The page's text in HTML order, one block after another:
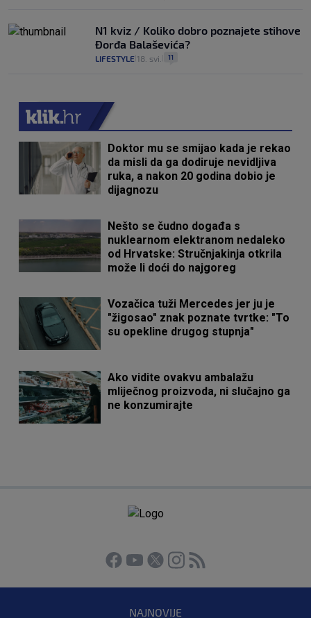
N1 kviz / Koliko dobro poznajete stihove
Đorđa Balaševića?
LIFESTYLE 18. svi. 11
Doktor mu se smijao kada je rekao
da misli da ga dodiruje nevidljiva
ruka, a nakon 20 godina dobio je
dijagnozu
Nešto se čudno događa s
nuklearnom elektranom nedaleko
od Hrvatske: Stručnjakinja otkrila
može li doći do najgoreg
Vozačica tuži Mercedes jer ju je
"žigosao" znak poznate tvrtke: "To
su opekline drugog stupnja"
Ako vidite ovakvu ambalažu
mliječnog proizvoda, ni slučajno ga
ne konzumirajte
NAJNOVIJE